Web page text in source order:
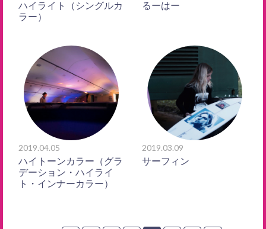
ハイライト（シングルカ
ラー）
るーはー
2019.04.05
ハイトーンカラー（グラ
デーション・ハイライ
ト・インナーカラー）
2019.03.09
サーフィン